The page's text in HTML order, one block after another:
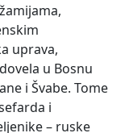
uprava,
u Bosnu
i Švabe. Tome
i
– ruske